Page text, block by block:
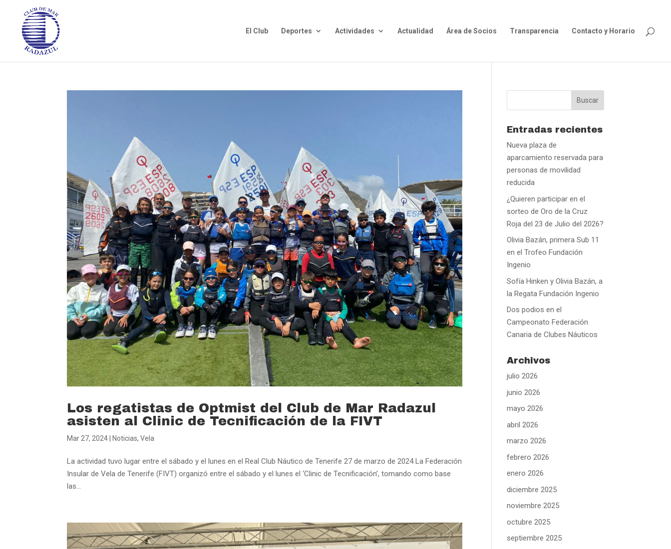
El Club Deportes Actividades Actualidad Área de Socios Transparencia Contacto y Horario
Los regatistas de Optmist del Club de Mar Radazul
asisten al Clinic de Tecnificación de la FIVT
Mar 27, 2024 Noticias,Vela
La actividad tuvo lugar entre el sábado y el lunes en el Real Club Náutico de Tenerife 27 de marzo de 2024 La Federación
Insular de Vela de Tenerife (FIVT) organizó entre el sábado y el lunes el ‘Clinic de Tecnificación’, tomando como base
las...
Entradas recientes
Nueva plaza de
aparcamiento reservada para
personas de movilidad
reducida
¿Quieren participar en el
sorteo de Oro de la Cruz
Roja del 23 de Julio del 2026?
Olivia Bazán, primera Sub 11
en el Trofeo Fundación
Ingenio
Sofía Hinken y Olivia Bazán, a
la Regata Fundación Ingenio
Dos podios en el
Campeonato Federación
Canaria de Clubes Náuticos
Archivos
julio 2026
junio 2026
mayo 2026
abril 2026
marzo 2026
febrero 2026
enero 2026
diciembre 2025
noviembre 2025
octubre 2025
septiembre 2025